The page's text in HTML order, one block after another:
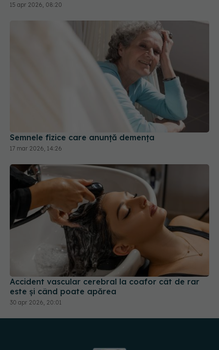
15 apr 2026, 08:20
Semnele fizice care anunță demența
17 mar 2026, 14:26
Accident vascular cerebral la coafor cât de rar
este și când poate apărea
30 apr 2026, 20:01